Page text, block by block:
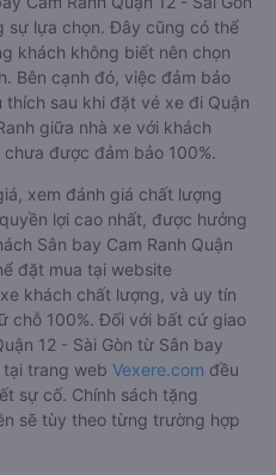
sự lựa chọn. Đây cũng có thể
khách không biết nên chọn
Bên cạnh đó, việc đảm bảo
sau khi đặt vé xe đi Quận
giữa nhà xe với khách
được đảm bảo 100%.
xem đánh giá chất lượng
lợi cao nhất, được hưởng
Sân bay Cam Ranh Quận
đặt mua tại website
khách chất lượng, và uy tín
chỗ 100%. Đối với bất cứ giao
12 - Sài Gòn từ Sân bay
tại trang web Vexere.com đều
sự cố. Chính sách tặng
sẽ tùy theo từng trường hợp